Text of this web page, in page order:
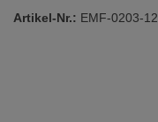
Artikel-Nr.: EMF-0203-12